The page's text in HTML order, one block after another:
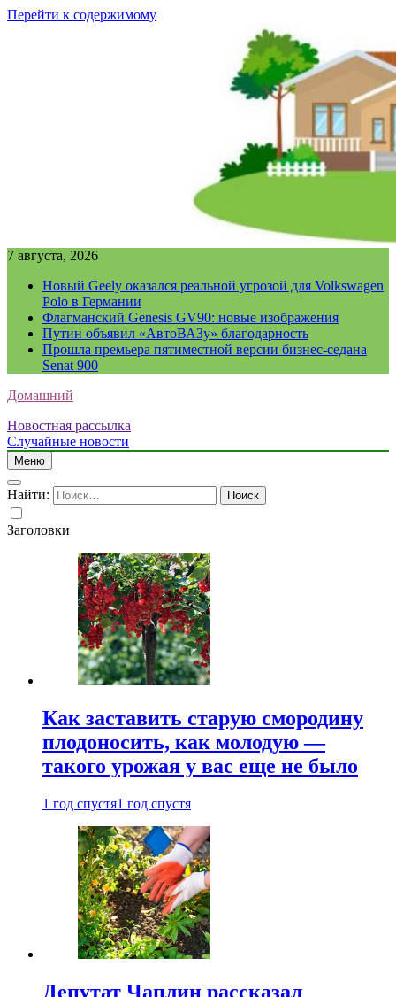
Перейти к содержимому
7 августа, 2026
Новый Geely оказался реальной угрозой для Volkswagen
Polo в Германии
Флагманский Genesis GV90: новые изображения
Путин объявил «АвтоВАЗу» благодарность
Прошла премьера пятиместной версии бизнес-седана
Senat 900
Домашний
Новостная рассылка
Случайные новости
Меню
Найти:
Заголовки
Как заставить старую смородину
плодоносить, как молодую —
такого урожая у вас еще не было
1 год спустя1 год спустя
Депутат Чаплин рассказал